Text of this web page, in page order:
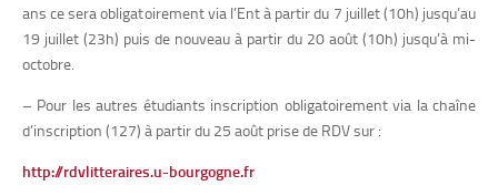
ans ce sera obligatoirement via l’Ent à partir du 7 juillet (10h) jusqu’au
19 juillet (23h) puis de nouveau à partir du 20 août (10h) jusqu’à mi-
octobre.
– Pour les autres étudiants inscription obligatoirement via la chaîne
d’inscription (127) à partir du 25 août prise de RDV sur :
http://rdvlitteraires.u-bourgogne.fr